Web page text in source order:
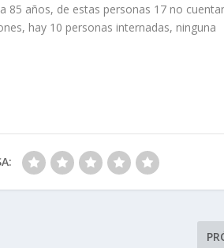
85 años, de estas personas 17 no
hay 10 personas internadas, ninguna